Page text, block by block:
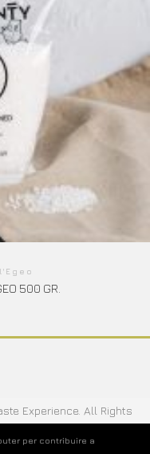
500 GR.
Experience. All Rights
per contribuire a